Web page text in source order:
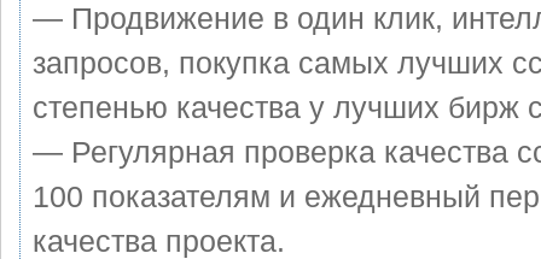
— Продвижение в один клик,
запросов, покупка самых лучших
степенью качества у лучших бирж
— Регулярная проверка качества
100 показателям и ежедневный
качества проекта.